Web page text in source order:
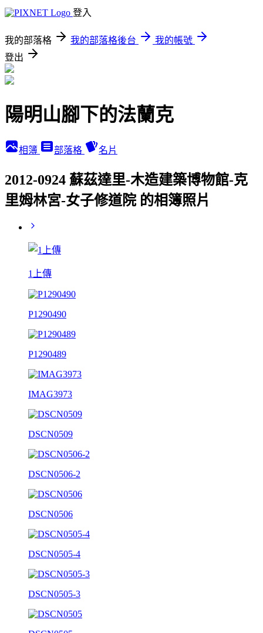
登入
我的部落格 我的部落格後台
我的帳號
登出
陽明山腳下的法蘭克
相簿 部落格 名片
2012-0924 蘇茲達里-木造建築博物館-克
里姆林宮-女子修道院 的相簿照片
1上傳
P1290490
P1290489
IMAG3973
DSCN0509
DSCN0506-2
DSCN0506
DSCN0505-4
DSCN0505-3